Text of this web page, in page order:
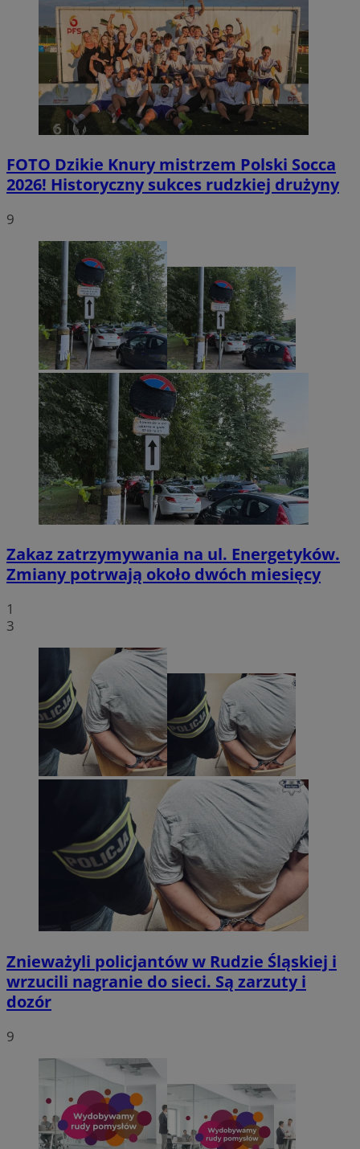
FOTO Dzikie Knury mistrzem Polski Socca
2026! Historyczny sukces rudzkiej drużyny
9
Zakaz zatrzymywania na ul. Energetyków.
Zmiany potrwają około dwóch miesięcy
1
3
Znieważyli policjantów w Rudzie Śląskiej i
wrzucili nagranie do sieci. Są zarzuty i
dozór
9